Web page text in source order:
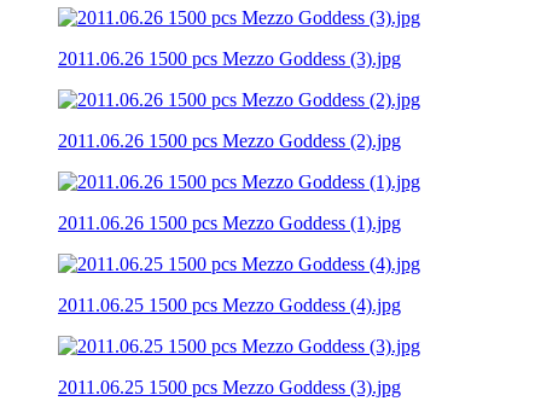
2011.06.26 1500 pcs Mezzo Goddess (3).jpg
2011.06.26 1500 pcs Mezzo Goddess (2).jpg
2011.06.26 1500 pcs Mezzo Goddess (1).jpg
2011.06.25 1500 pcs Mezzo Goddess (4).jpg
2011.06.25 1500 pcs Mezzo Goddess (3).jpg